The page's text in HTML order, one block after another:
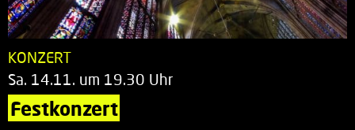
KONZERT
Sa. 14.11. um 19.30 Uhr
Festkonzert